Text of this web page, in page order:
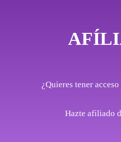
¿Quieres tener
Hazte afiliado